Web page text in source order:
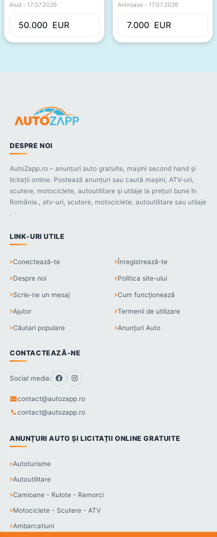
Aiud - 17.07.2026
50.000 EUR
Aninoasa - 17.07.2026
7.000 EUR
DESPRE NOI
AutoZapp.ro – anunțuri auto gratuite, mașini second hand și
licitații online. Postează anunțuri sau caută mașini, ATV-uri,
scutere, motociclete, autoutilitare și utilaje la prețuri bune în
România., atv-uri, scutere, motociclete, autoutilitare sau utilaje
.
LINK-URI UTILE
Conectează-te Înregistrează-te
Despre noi Politica site-ului
Scrie-ne un mesaj Cum funcționează
Ajutor Termenii de utilizare
Căutari populare Anunțuri Auto
CONTACTEAZĂ-NE
Social media:
contact@autozapp.ro
contact@autozapp.ro
ANUNȚURI AUTO ȘI LICITAȚII ONLINE GRATUITE
Autoturisme
Autoutilitare
Camioane - Rulote - Remorci
Motociclete - Scutere - ATV
Ambarcatiuni